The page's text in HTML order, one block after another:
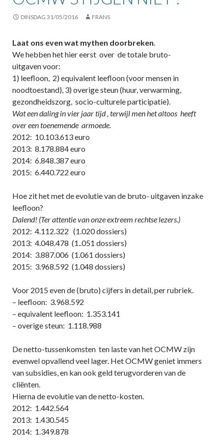
DINSDAG 31/05/2016 FRANS
Laat ons even wat mythen doorbreken.
We hebben het hier eerst over de totale bruto-
uitgaven voor:
1) leefloon, 2) equivalent leefloon (voor mensen in
noodtoestand), 3) overige steun (huur, verwarming,
gezondheidszorg, socio-culturele participatie).
Wat een daling in vier jaar tijd , terwijl men het altoos heeft
over een toenemende armoede.
2012: 10.103.613 euro
2013: 8.178.884 euro
2014: 6.848.387 euro
2015: 6.440.722 euro
Hoe zit het met de evolutie van de bruto- uitgaven inzake
leefloon?
Dalend! (Ter attentie van onze extreem rechtse lezers.)
2012: 4.112.322 (1.020 dossiers)
2013: 4.048.478 (1..051 dossiers)
2014: 3.887.006 (1.061 dossiers)
2015: 3.968.592 (1.048 dossiers)
Voor 2015 even de (bruto) cijfers in detail, per rubriek.
– leefloon: 3.968.592
– equivalent leefloon: 1.353.141
– overige steun: 1.118.988
De netto-tussenkomsten ten laste van het OCMW zijn
evenwel opvallend veel lager. Het OCMW geniet immers
van subsidies, en kan ook geld terugvorderen van de
cliënten.
Hierna de evolutie van de netto-kosten.
2012: 1.442.564
2013: 1.430.545
2014: 1.349.878